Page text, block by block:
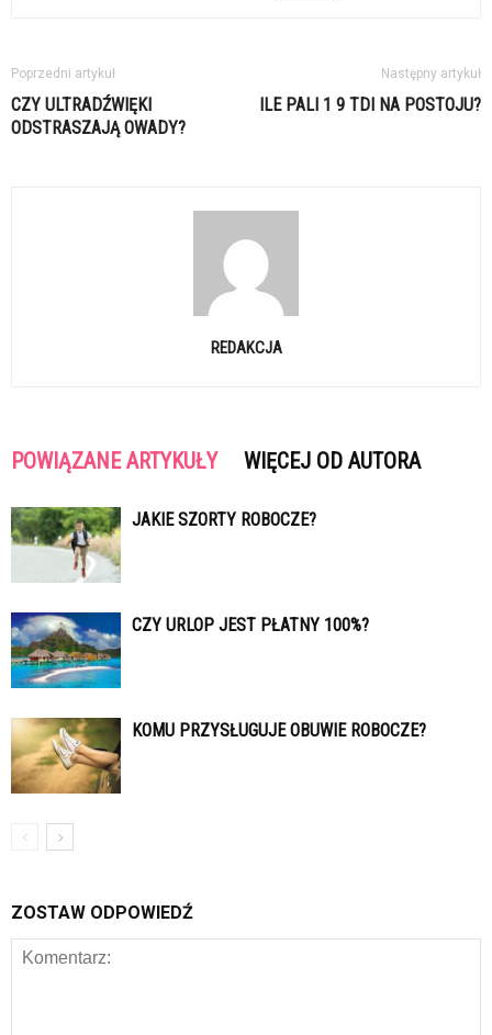
Poprzedni artykuł
CZY ULTRADŹWIĘKI
ODSTRASZAJĄ OWADY?
Następny artykuł
ILE PALI 1 9 TDI NA POSTOJU?
REDAKCJA
POWIĄZANE ARTYKUŁY WIĘCEJ OD AUTORA
JAKIE SZORTY ROBOCZE?
CZY URLOP JEST PŁATNY 100%?
KOMU PRZYSŁUGUJE OBUWIE ROBOCZE?
ZOSTAW ODPOWIEDŹ